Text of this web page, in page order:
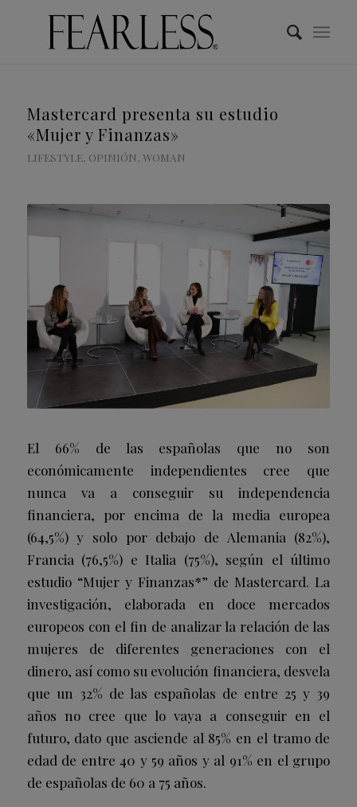
Mastercard presenta su estudio
«Mujer y Finanzas»
LIFESTYLE, OPINIÓN, WOMAN
El 66% de las españolas que no son
económicamente independientes cree que
nunca va a conseguir su independencia
financiera, por encima de la media europea
(64,5%) y solo por debajo de Alemania (82%),
Francia (76,5%) e Italia (75%), según el último
estudio “Mujer y Finanzas*” de Mastercard. La
investigación, elaborada en doce mercados
europeos con el fin de analizar la relación de las
mujeres de diferentes generaciones con el
dinero, así como su evolución financiera, desvela
que un 32% de las españolas de entre 25 y 39
años no cree que lo vaya a conseguir en el
futuro, dato que asciende al 85% en el tramo de
edad de entre 40 y 59 años y al 91% en el grupo
de españolas de 60 a 75 años.